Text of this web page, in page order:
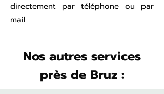
directement par téléphone ou par
mail
Nos autres services
près de Bruz :